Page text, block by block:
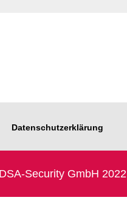
Datenschutzerklärung
Security GmbH 2022